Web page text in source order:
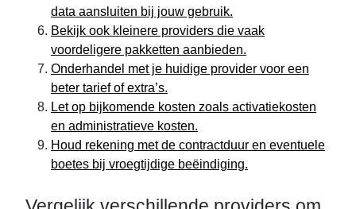
data aansluiten bij jouw gebruik.
Bekijk ook kleinere providers die vaak
voordeligere pakketten aanbieden.
Onderhandel met je huidige provider voor een
beter tarief of extra’s.
Let op bijkomende kosten zoals activatiekosten
en administratieve kosten.
Houd rekening met de contractduur en eventuele
boetes bij vroegtijdige beëindiging.